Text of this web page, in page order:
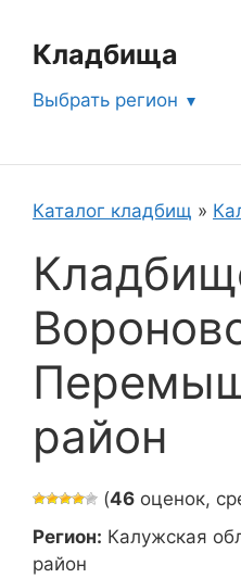
содержимому
Кладбища
Выбрать регион
Каталог кладбищ »
район
(46 оценок,
Регион: Калужская
район